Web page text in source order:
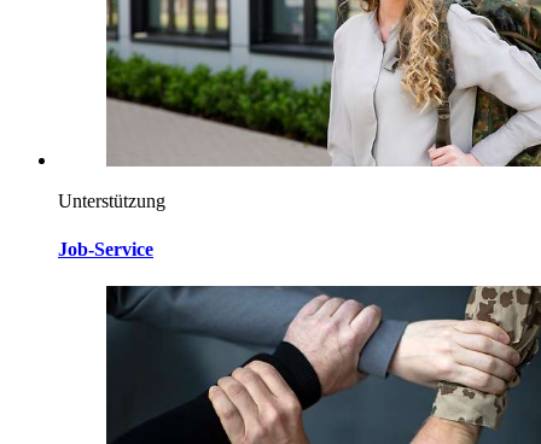
Unterstützung
Job-Service